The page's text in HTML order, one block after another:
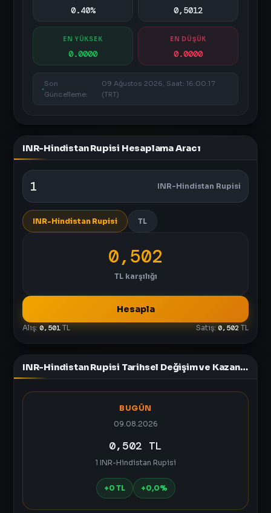
0.40% 0,5012
EN YÜKSEK
0.0000
EN DÜŞÜK
0.0000
Son
Güncelleme:
09 Ağustos 2026, Saat: 16:00:17
(TRT)
INR-Hindistan Rupisi Hesaplama Aracı
INR-Hindistan Rupisi
INR-Hindistan Rupisi TL
0,502
TLkarşılığı
Hesapla
Alış: 0,501 TL Satış: 0,502 TL
INR-Hindistan Rupisi Tarihsel Değişim ve Kazanç Tablosu
BUGÜN
09.08.2026
0,502 TL
1 INR-Hindistan Rupisi
+0 TL +0,0%